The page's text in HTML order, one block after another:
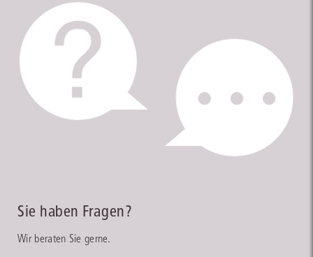
Sie haben Fragen?
Wir beraten Sie gerne.